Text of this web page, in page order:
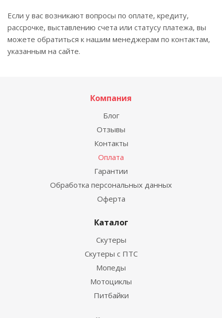
Если у вас возникают вопросы по оплате, кредиту,
рассрочке, выставлению счета или статусу платежа, вы
можете обратиться к нашим менеджерам по контактам,
указанным на сайте.
Компания
Блог
Отзывы
Контакты
Оплата
Гарантии
Обработка персональных данных
Оферта
Каталог
Скутеры
Скутеры с ПТС
Мопеды
Мотоциклы
Питбайки